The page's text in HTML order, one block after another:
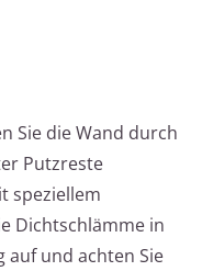
Sie die Wand durch
Putzreste
speziellem
Dichtschlämme in
auf und achten Sie